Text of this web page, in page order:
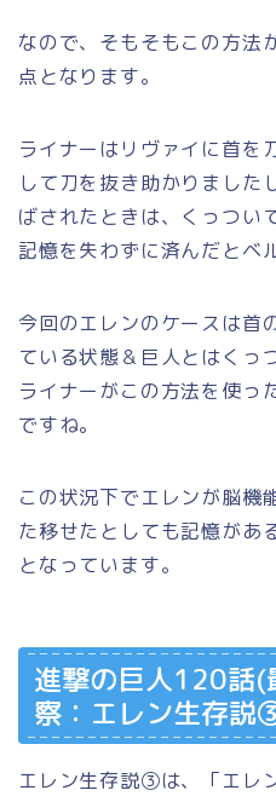
なので、そもそもこの方法
点となります。
ライナーはリヴァイに首を
して刀を抜き助かりました
ばされたときは、くっつい
記憶を失わずに済んだとベ
今回のエレンのケースは首
ている状態＆巨人とはくっ
ライナーがこの方法を使っ
ですね。
この状況下でエレンが脳機
た移せたとしても記憶があ
となっています。
進撃の巨人120話(
察：エレン生存説
エレン生存説③は、「エレ